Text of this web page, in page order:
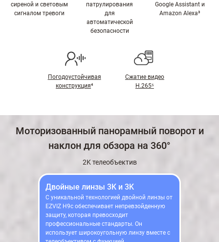
сиреной и световым
сигналом тревоги
патрулирования
для
автоматической
безопасности
Google Assistant и
Amazon Alexa³
Погодоустойчивая
конструкция⁴
Сжатие видео
H.265⁵
Моторизованный панорамный поворот и
наклон для обзора на 360°
2K телеобъектив
Двойные линзы 3K и 3K
С уникальной технологией двойной линзы от
EZVIZ H9c обеспечивает непревзойденную
защиту, которая превосходит
профессиональные стандарты. Он
использует широкоугольную линзу вместе с